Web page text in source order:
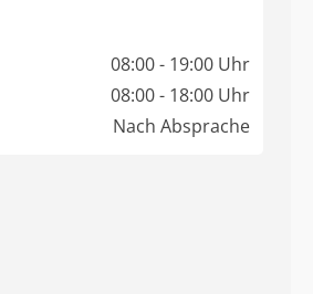
08:00 - 19:00 Uhr
08:00 - 18:00 Uhr
Nach Absprache